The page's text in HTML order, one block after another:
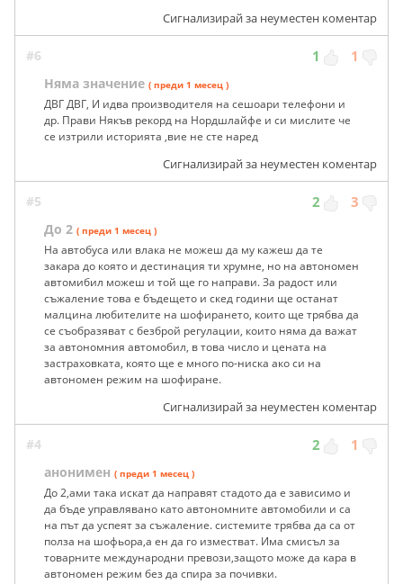
Сигнализирай за неуместен коментар
#6 1 1
Няма значение ( преди 1 месец )
ДВГ ДВГ, И идва производителя на сешоари телефони и
др. Прави Някъв рекорд на Нордшлайфе и си мислите че
се изтрили историята ,вие не сте наред
Сигнализирай за неуместен коментар
#5 2 3
До 2 ( преди 1 месец )
На автобуса или влака не можеш да му кажеш да те
закара до която и дестинация ти хрумне, но на автономен
автомибил можеш и той ще го направи. За радост или
съжаление това е бъдещето и скед години ще останат
малцина любителите на шофирането, които ще трябва да
се съобразяват с безброй регулации, които няма да важат
за автономния автомобил, в това число и цената на
застраховката, която ще е много по-ниска ако си на
автономен режим на шофиране.
Сигнализирай за неуместен коментар
#4 2 1
анонимен ( преди 1 месец )
До 2,ами така искат да направят стадото да е зависимо и
да бъде управлявано като автономните автомобили и са
на път да успеят за съжаление. системите трябва да са от
полза на шофьора,а ен да го изместват. Има смисъл за
товарните международни превози,защото може да кара в
автономен режим без да спира за почивки.